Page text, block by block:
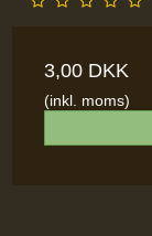
3,00 DKK
(inkl. moms)